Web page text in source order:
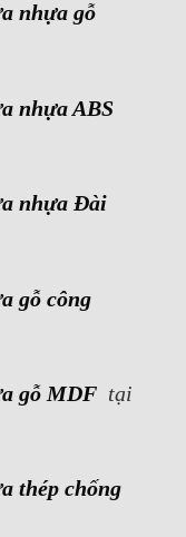
nhựa gỗ
nhựa ABS
nhựa Đài
gỗ công
gỗ MDF tại
thép chống